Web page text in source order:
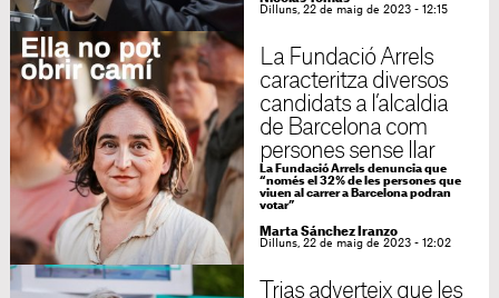
Dilluns, 22 de maig de 2023 - 12:15
La Fundació Arrels
caracteritza diversos
candidats a l’alcaldia
de Barcelona com
persones sense llar
La Fundació Arrels denuncia que
“només el 32% de les persones que
viuen al carrer a Barcelona podran
votar”
Marta Sánchez Iranzo
Dilluns, 22 de maig de 2023 - 12:02
Trias adverteix que les